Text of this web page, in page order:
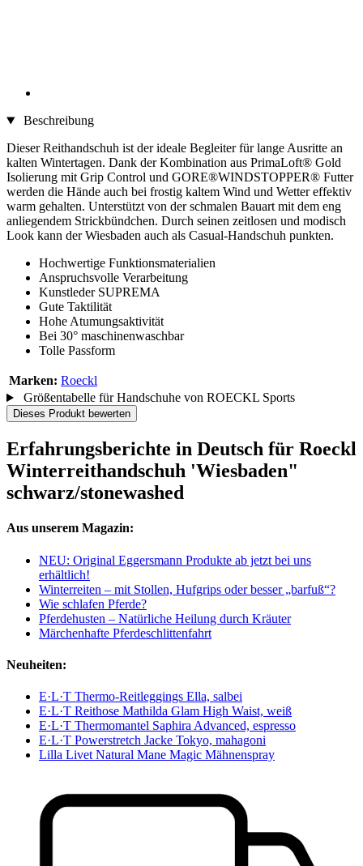
Beschreibung
Dieser Reithandschuh ist der ideale Begleiter für lange Ausritte an
kalten Wintertagen. Dank der Kombination aus PrimaLoft® Gold
Isolierung mit Grip Control und GORE®WINDSTOPPER® Futter
werden die Hände auch bei frostig kaltem Wind und Wetter effektiv
warm gehalten. Unterstützt von der schmalen Bauart mit dem eng
anliegendem Strickbündchen. Durch seinen zeitlosen und modisch
Look kann der Wiesbaden auch als Casual-Handschuh punkten.
Hochwertige Funktionsmaterialien
Anspruchsvolle Verarbeitung
Kunstleder SUPREMA
Gute Taktilität
Hohe Atumungsaktivität
Bei 30° maschinenwaschbar
Tolle Passform
Marken: Roeckl
Größentabelle für Handschuhe von ROECKL Sports
Dieses Produkt bewerten
Erfahrungsberichte in Deutsch für Roeckl
Winterreithandschuh 'Wiesbaden"
schwarz/stonewashed
Aus unserem Magazin:
NEU: Original Eggersmann Produkte ab jetzt bei uns
erhältlich!
Winterreiten – mit Stollen, Hufgrips oder besser „barfuß“?
Wie schlafen Pferde?
Pferdehusten – Natürliche Heilung durch Kräuter
Märchenhafte Pferdeschlittenfahrt
Neuheiten:
E·L·T Thermo-Reitleggings Ella, salbei
E·L·T Reithose Mathilda Glam High Waist, weiß
E·L·T Thermomantel Saphira Advanced, espresso
E·L·T Powerstretch Jacke Tokyo, mahagoni
Lilla Livet Natural Mane Magic Mähnenspray